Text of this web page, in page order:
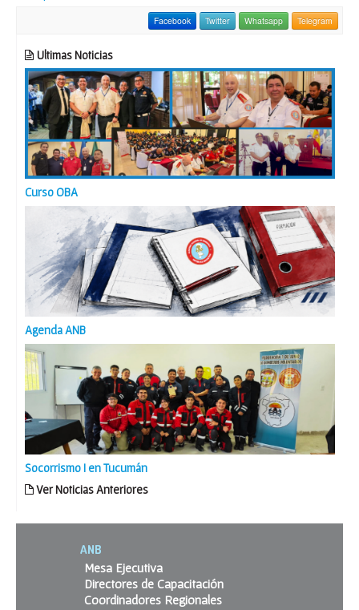
Facebook Twitter Whatsapp Telegram
Ultimas Noticias
Curso OBA
Agenda ANB
Socorrismo I en Tucumán
Ver Noticias Anteriores
ANB
Mesa Ejecutiva
Directores de Capacitación
Coordinadores Regionales